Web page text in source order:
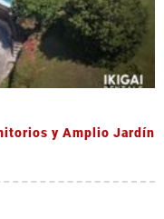
y Amplio Jardín